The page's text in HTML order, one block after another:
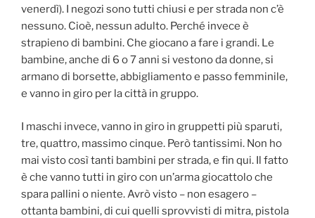
venerdì). I negozi sono tutti chiusi e per strada non c’è
nessuno. Cioè, nessun adulto. Perché invece è
strapieno di bambini. Che giocano a fare i grandi. Le
bambine, anche di 6 o 7 anni si vestono da donne, si
armano di borsette, abbigliamento e passo femminile,
e vanno in giro per la città in gruppo.
I maschi invece, vanno in giro in gruppetti più sparuti,
tre, quattro, massimo cinque. Però tantissimi. Non ho
mai visto così tanti bambini per strada, e fin qui. Il fatto
è che vanno tutti in giro con un’arma giocattolo che
spara pallini o niente. Avrò visto – non esagero –
ottanta bambini, di cui quelli sprovvisti di mitra, pistola